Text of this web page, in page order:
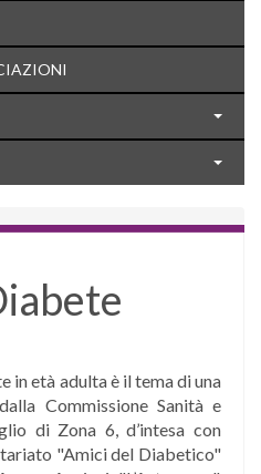
in età adulta è il tema di una
Commissione Sanità e
di Zona 6, d’intesa con
"Amici del Diabetico"